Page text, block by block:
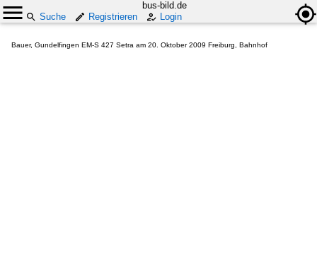
bus-bild.de
Suche
Registrieren Login
Bauer, Gundelfingen EM-S 427 Setra am 20. Oktober 2009 Freiburg, Bahnhof